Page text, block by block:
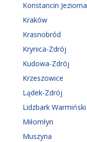
Konstancin Jeziorna
Kraków
Krasnobród
Krynica-Zdrój
Kudowa-Zdrój
Krzeszowice
Lądek-Zdrój
Lidzbark Warmiński
Miłomłyn
Muszyna